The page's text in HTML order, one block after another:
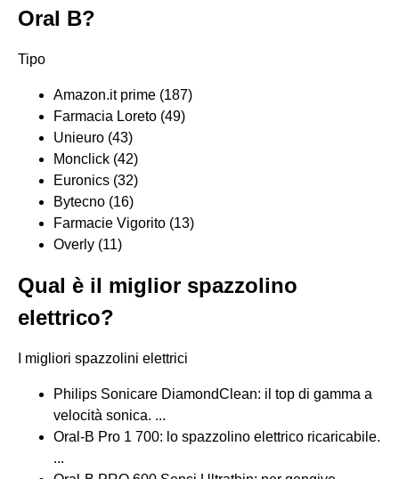
Oral B?
Tipo
Amazon.it prime (187)
Farmacia Loreto (49)
Unieuro (43)
Monclick (42)
Euronics (32)
Bytecno (16)
Farmacie Vigorito (13)
Overly (11)
Qual è il miglior spazzolino
elettrico?
I migliori spazzolini elettrici
Philips Sonicare DiamondClean: il top di gamma a
velocità sonica. ...
Oral-B Pro 1 700: lo spazzolino elettrico ricaricabile.
...